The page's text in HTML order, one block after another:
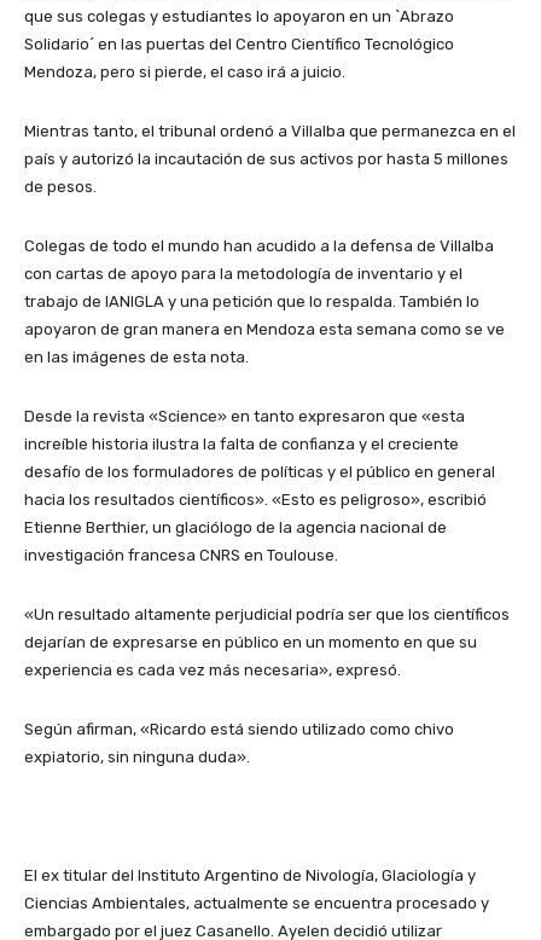
que sus colegas y estudiantes lo apoyaron en un `Abrazo
Solidario´ en las puertas del Centro Científico Tecnológico
Mendoza, pero si pierde, el caso irá a juicio.
Mientras tanto, el tribunal ordenó a Villalba que permanezca en el
país y autorizó la incautación de sus activos por hasta 5 millones
de pesos.
Colegas de todo el mundo han acudido a la defensa de Villalba
con cartas de apoyo para la metodología de inventario y el
trabajo de IANIGLA y una petición que lo respalda. También lo
apoyaron de gran manera en Mendoza esta semana como se ve
en las imágenes de esta nota.
Desde la revista «Science» en tanto expresaron que «esta
increíble historia ilustra la falta de confianza y el creciente
desafío de los formuladores de políticas y el público en general
hacia los resultados científicos». «Esto es peligroso», escribió
Etienne Berthier, un glaciólogo de la agencia nacional de
investigación francesa CNRS en Toulouse.
«Un resultado altamente perjudicial podría ser que los científicos
dejarían de expresarse en público en un momento en que su
experiencia es cada vez más necesaria», expresó.
Según afirman, «Ricardo está siendo utilizado como chivo
expiatorio, sin ninguna duda».
El ex titular del Instituto Argentino de Nivología, Glaciología y
Ciencias Ambientales, actualmente se encuentra procesado y
embargado por el juez Casanello. Ayelen decidió utilizar